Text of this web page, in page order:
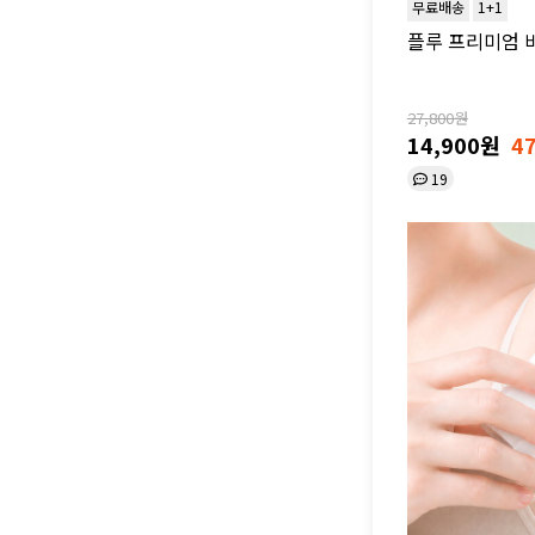
무료배송 1+1
플루 프리미엄
27,800원
14,900원
19